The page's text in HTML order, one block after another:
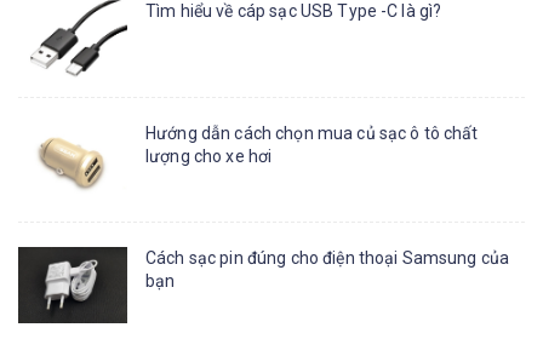
Tìm hiểu về cáp sạc USB Type -C là gì?
Hướng dẫn cách chọn mua củ sạc ô tô chất
lượng cho xe hơi
Cách sạc pin đúng cho điện thoại Samsung của
bạn